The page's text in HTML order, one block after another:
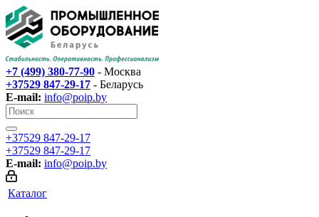
+7 (499) 380-77-90 - Москва
+37529 847-29-17‬ - Беларусь
E-mail: info@poip.by
+37529 847-29-17‬
+37529 847-29-17‬
E-mail: info@poip.by
Каталог